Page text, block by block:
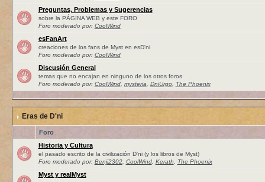
Preguntas, Problemas y Sugerencias
sobre la PÁGINA WEB y este FORO
Foro moderado por: CoolWind
esFanArt
creaciones de los fans de Myst en esD'ni
Foro moderado por: CoolWind
Discusión General
temas que no encajan en ninguno de los otros foros
Foro moderado por: CoolWind, mysteria DniUrgo, The Phoenix
Eras de D'ni
Foro
Historia y Cultura
el pasado escrito de la civilización D'ni (y los libros de Myst)
Foro moderado por: Benji2302, CoolWind, Kerath The Phoenix
Myst y realMyst